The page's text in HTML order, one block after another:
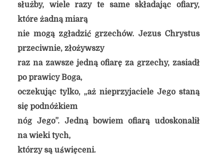
służby, wiele razy te same składając ofiary,
które żadną miarą
nie mogą zgładzić grzechów. Jezus Chrystus
przeciwnie, złożywszy
raz na zawsze jedną ofiarę za grzechy, zasiadł
po prawicy Boga,
oczekując tylko, „aż nieprzyjaciele Jego staną
się podnóżkiem
nóg Jego”. Jedną bowiem ofiarą udoskonalił
na wieki tych,
którzy są uświęceni.